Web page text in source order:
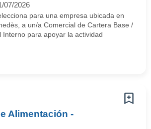
07/2026
para una empresa ubicada en
a un/a Comercial de Cartera Base /
Interno para apoyar la actividad
Alimentación -